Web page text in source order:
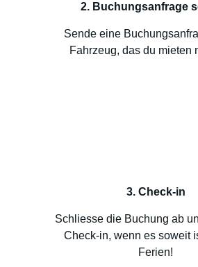
2. Buchungsanfrage
Sende eine
Fahrzeug, das du mieten
3. Check-in
Schliesse die Buchung ab
Check-in, wenn es soweit
Ferien!